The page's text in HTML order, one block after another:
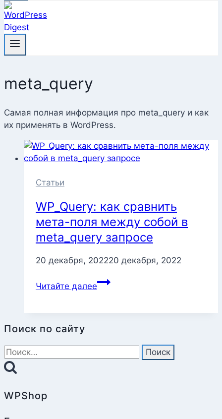
meta_query
Самая полная информация про meta_query и как
их применять в WordPress.
Статьи
WP_Query: как сравнить
мета-поля между собой в
meta_query запросе
20 декабря, 202220 декабря, 2022
Читайте далее
WP_Query:
как
Поиск по сайту
Найти:
WPShop